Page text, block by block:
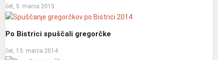
čet, 5. marca 2015
Po Bistrici spuščali gregorčke
čet, 13. marca 2014